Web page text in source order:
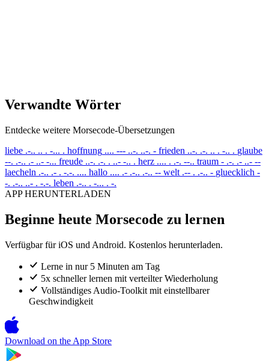
Verwandte Wörter
Entdecke weitere Morsecode-Übersetzungen
liebe .-.. .. . -... . hoffnung .... --- ..-. ..-. - frieden ..-. .-. .. . -.. . glaube
--. .-.. .- ..- -... freude ..-. .-. . ..- -.. . herz .... . .-. --.. traum - .-. .- ..- --
laecheln .-.. .- . -.-. .... hallo .... .- .-.. .-.. -- welt .-- . .-.. - gluecklich -
-. .-.. ..- . -.-. leben .-.. . -... . -.
APP HERUNTERLADEN
Beginne heute Morsecode zu lernen
Verfügbar für iOS und Android. Kostenlos herunterladen.
Lerne in nur 5 Minuten am Tag
5x schneller lernen mit verteilter Wiederholung
Vollständiges Audio-Toolkit mit einstellbarer
Geschwindigkeit
Download on the App Store